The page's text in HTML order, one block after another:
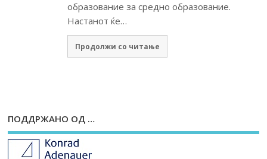
образование за средно образование.
Настанот ќе…
Продолжи со читање
ПОДДРЖАНО ОД …